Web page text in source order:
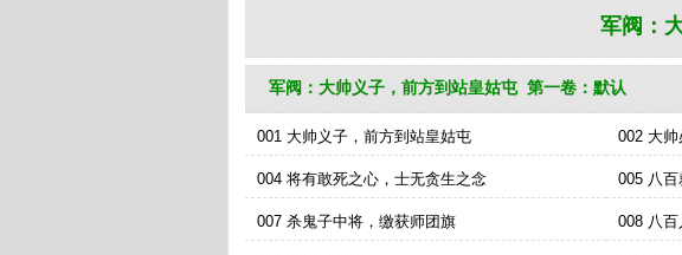
军阀：
军阀：大帅义子，前方到站皇姑屯 第一卷：默认
001 大帅义子，前方到站皇姑屯 002 大帅
004 将有敢死之心，士无贪生之念 005 八
007 杀鬼子中将，缴获师团旗 008 八